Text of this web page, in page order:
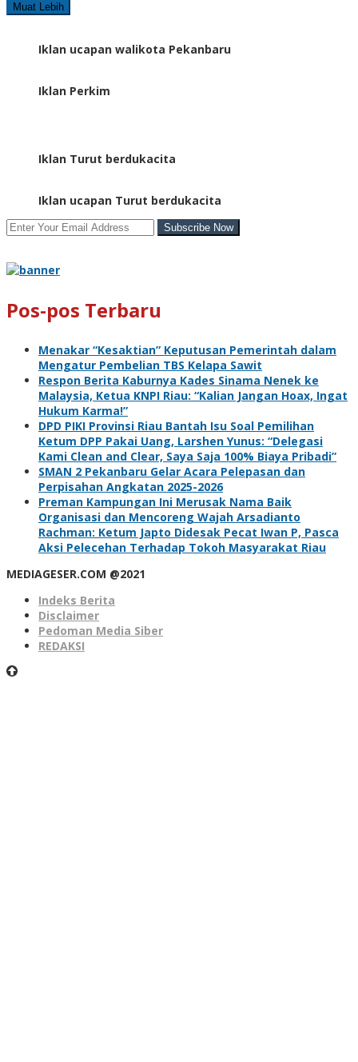
Muat Lebih
Iklan ucapan walikota Pekanbaru
Iklan Perkim
Iklan Turut berdukacita
Iklan ucapan Turut berdukacita
Pos-pos Terbaru
Menakar “Kesaktian” Keputusan Pemerintah dalam
Mengatur Pembelian TBS Kelapa Sawit
Respon Berita Kaburnya Kades Sinama Nenek ke
Malaysia, Ketua KNPI Riau: “Kalian Jangan Hoax, Ingat
Hukum Karma!”
DPD PIKI Provinsi Riau Bantah Isu Soal Pemilihan
Ketum DPP Pakai Uang, Larshen Yunus: “Delegasi
Kami Clean and Clear, Saya Saja 100% Biaya Pribadi”
SMAN 2 Pekanbaru Gelar Acara Pelepasan dan
Perpisahan Angkatan 2025-2026
Preman Kampungan Ini Merusak Nama Baik
Organisasi dan Mencoreng Wajah Arsadianto
Rachman: Ketum Japto Didesak Pecat Iwan P, Pasca
Aksi Pelecehan Terhadap Tokoh Masyarakat Riau
MEDIAGESER.COM @2021
Indeks Berita
Disclaimer
Pedoman Media Siber
REDAKSI